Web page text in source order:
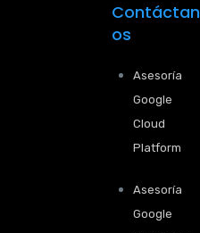
Contáctan
os
Asesoría
Google
Cloud
Platform
Asesoría
Google